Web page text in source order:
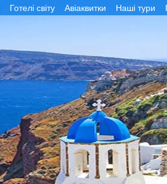
Готелі світу Авіаквитки Наші тури